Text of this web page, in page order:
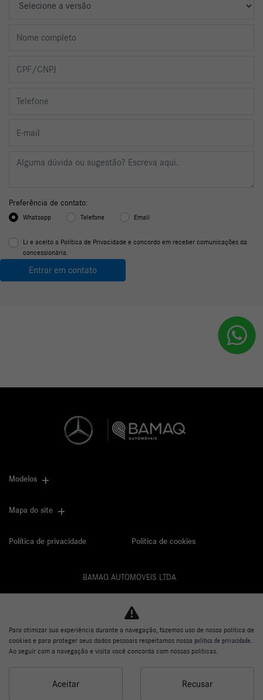
Preferência de contato:
Whatsapp Telefone Email
Li e aceito a Política de Privacidade e concordo em receber comunicações da
concessionária.
Entrar em contato
Modelos
Mapa do site
Política de privacidade Política de cookies
BAMAQ AUTOMOVEIS LTDA.
Desacelere. Seu bem maior é a vida.
Para otimizar sua experiência durante a navegação, fazemos uso de nossa política de
cookies e para proteger seus dados pessoais respeitamos nossa política de privacidade
Ao seguir com a navegação e visita você concorda com nossas políticas.
Aceitar Recusar